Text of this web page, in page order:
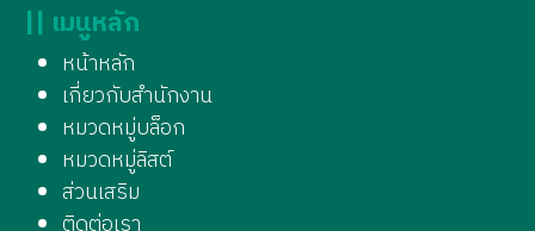
|| เมนูหลัก
หน้าหลัก
เกี่ยวกับสำนักงาน
หมวดหมู่บล็อก
หมวดหมู่ลิสต์
ส่วนเสริม